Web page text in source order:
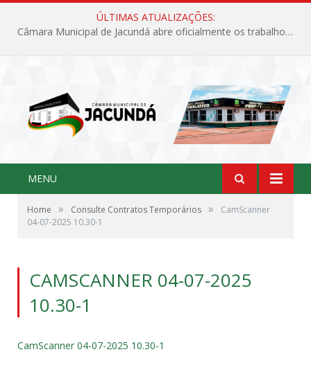
ÚLTIMAS ATUALIZAÇÕES:
Câmara Municipal de Jacundá abre oficialmente os trabalhos legislativos de 2026
MENU
Home » Consulte Contratos Temporários »
CamScanner
04-07-2025 10.30-1
CAMSCANNER 04-07-2025
10.30-1
CamScanner 04-07-2025 10.30-1